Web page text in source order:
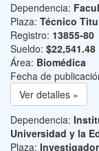
Dependencia:
Plaza: Técnico
Registro: 13855-80
Sueldo: $22,541.48
Área: Biomédica
Fecha de
Ver detalles »
Dependencia:
Universidad y la
Plaza: